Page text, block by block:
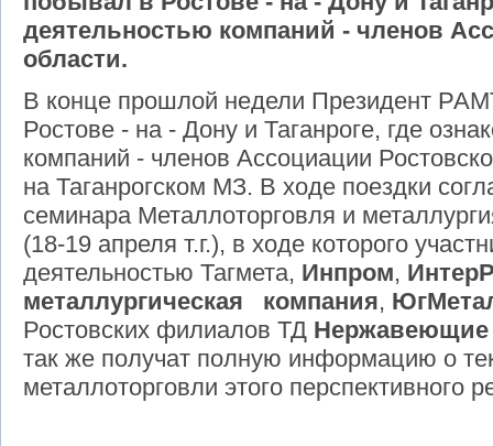
деятельностью компаний - членов
области.
В конце прошлой недели Президент
Ростове - на - Дону и Таганроге, где
компаний - членов Ассоциации
на Таганрогском МЗ. В ходе поездки
семинара Металлоторговля и
(18-19 апреля т.г.), в ходе которого
деятельностью Тагмета, Инпром,
металлургическая компания,
Ростовских филиалов ТД Нержавеющие
так же получат полную информацию о
металлоторговли этого перспективного